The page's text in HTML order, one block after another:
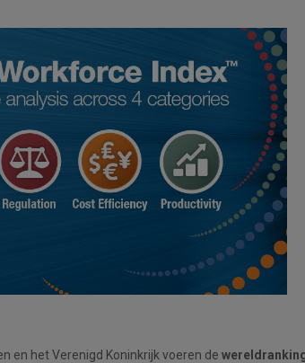
en het Verenigd Koninkrijk voeren de